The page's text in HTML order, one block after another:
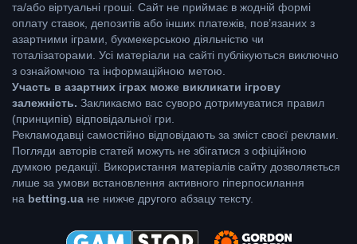
та/або віртуальні гроші. Сайт не приймає в жодній формі
оплату ставок, депозитів або інших платежів, пов’язаних з
азартними іграми, букмекерською діяльністю чи
тоталізаторами. Усі матеріали на сайті публікуються виключно
з ознайомчою та інформаційною метою.
Участь в азартних іграх може викликати ігрову
залежність. Закликаємо вас суворо дотримуватися правил
(принципів) відповідальної гри.
Рекламодавці самостійно відповідають за зміст своєї реклами.
Погляди авторів статей можуть не збігатися з офіційною
думкою редакції. Використання матеріалів сайту дозволяється
лише за умови встановлення активного гіперпосилання
на betting.ua не нижче другого абзацу тексту.